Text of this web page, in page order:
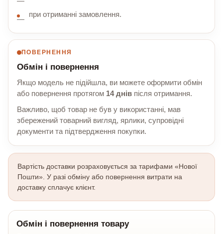
при отриманні замовлення.
ПОВЕРНЕННЯ
Обмін і повернення
Якщо модель не підійшла, ви можете оформити обмін
або повернення протягом 14 днів після отримання.
Важливо, щоб товар не був у використанні, мав
збережений товарний вигляд, ярлики, супровідні
документи та підтвердження покупки.
Вартість доставки розраховується за тарифами «Нової
Пошти». У разі обміну або повернення витрати на
доставку сплачує клієнт.
Обмін і повернення товару